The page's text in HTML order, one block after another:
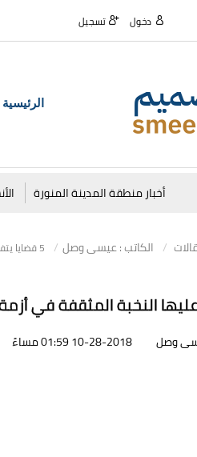
دخول تسجيل
الرئيسية
أخبار منطقة المدينة المنورة
الكاتب : عيسى وصل
وصل 10-28-2018 01:59 مساءً